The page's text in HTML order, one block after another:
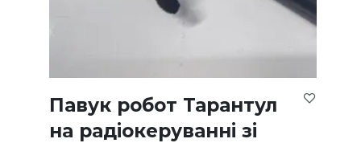
Павук робот Тарантул
на радіокеруванні зі